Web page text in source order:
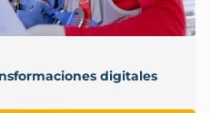
digitales